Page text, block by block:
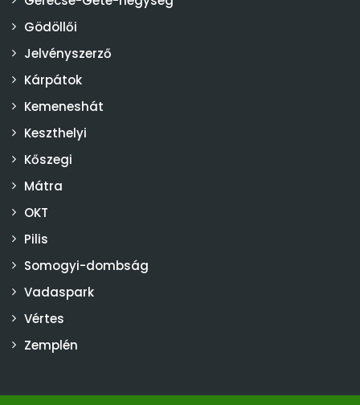
Gödöllői
Jelvényszerző
Kárpátok
Kemeneshát
Keszthelyi
Kőszegi
Mátra
OKT
Pilis
Somogyi-dombság
Vadaspark
Vértes
Zemplén